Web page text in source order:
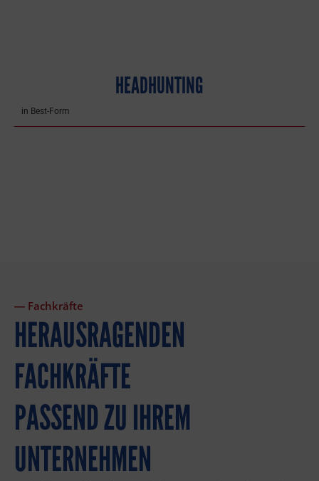
HEADHUNTING
in Best-Form
― Fachkräfte
HERAUSRAGENDEN
FACHKRÄFTE
PASSEND ZU IHREM
UNTERNEHMEN